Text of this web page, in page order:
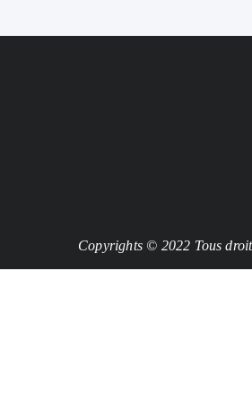
Copyrights © 2022 Tous